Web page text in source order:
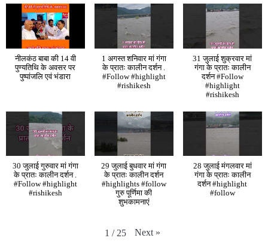
नीलकंठ बाबा की 14 वी
पुण्यतिथि के अवसर पर
पुष्पांजलि एवं भंडारा
1 अगस्त शनिवार मां गंगा
के प्रातः कालीन दर्शन .
#Follow #highlight
#rishikesh
31 जुलाई शुक्रवार मां
गंगा के प्रातः कालीन
दर्शन #Follow
#highlight
#rishikesh
30 जुलाई गुरुवार मां गंगा
के प्रातः कालीन दर्शन .
#Follow #highlight
#rishikesh
29 जुलाई बुधवार मां गंगा
के प्रातः कालीन दर्शन
#highlights #follow
गुरु पूर्णिमा की
शुभकामनाएं
28 जुलाई मंगलवार मां
गंगा के प्रातः कालीन
दर्शन #highlight
#follow
1 / 25 Next »